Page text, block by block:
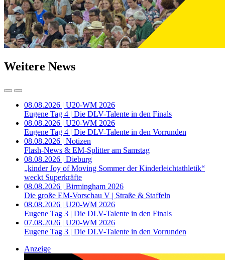
Weitere News
08.08.2026 | U20-WM 2026
Eugene Tag 4 | Die DLV-Talente in den Finals
08.08.2026 | U20-WM 2026
Eugene Tag 4 | Die DLV-Talente in den Vorrunden
08.08.2026 | Notizen
Flash-News & EM-Splitter am Samstag
08.08.2026 | Dieburg
„kinder Joy of Moving Sommer der Kinderleichtathletik“
weckt Superkräfte
08.08.2026 | Birmingham 2026
Die große EM-Vorschau V | Straße & Staffeln
08.08.2026 | U20-WM 2026
Eugene Tag 3 | Die DLV-Talente in den Finals
07.08.2026 | U20-WM 2026
Eugene Tag 3 | Die DLV-Talente in den Vorrunden
Anzeige